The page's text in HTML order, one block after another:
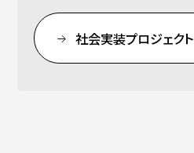
社会実装プロジェクト